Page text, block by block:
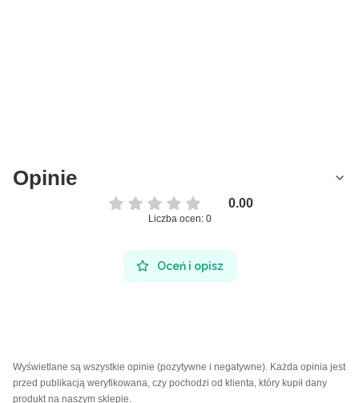
Opinie
0.00
Liczba ocen: 0
Oceń i opisz
Wyświetlane są wszystkie opinie (pozytywne i negatywne). Każda opinia jest
przed publikacją weryfikowana, czy pochodzi od klienta, który kupił dany
produkt na naszym sklepie.